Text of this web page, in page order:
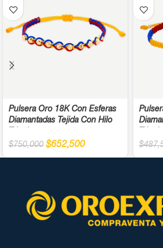
Pulsera Oro 18K Con Esferas
Diamantadas Tejida Con Hilo
$750,000 $652,500
$